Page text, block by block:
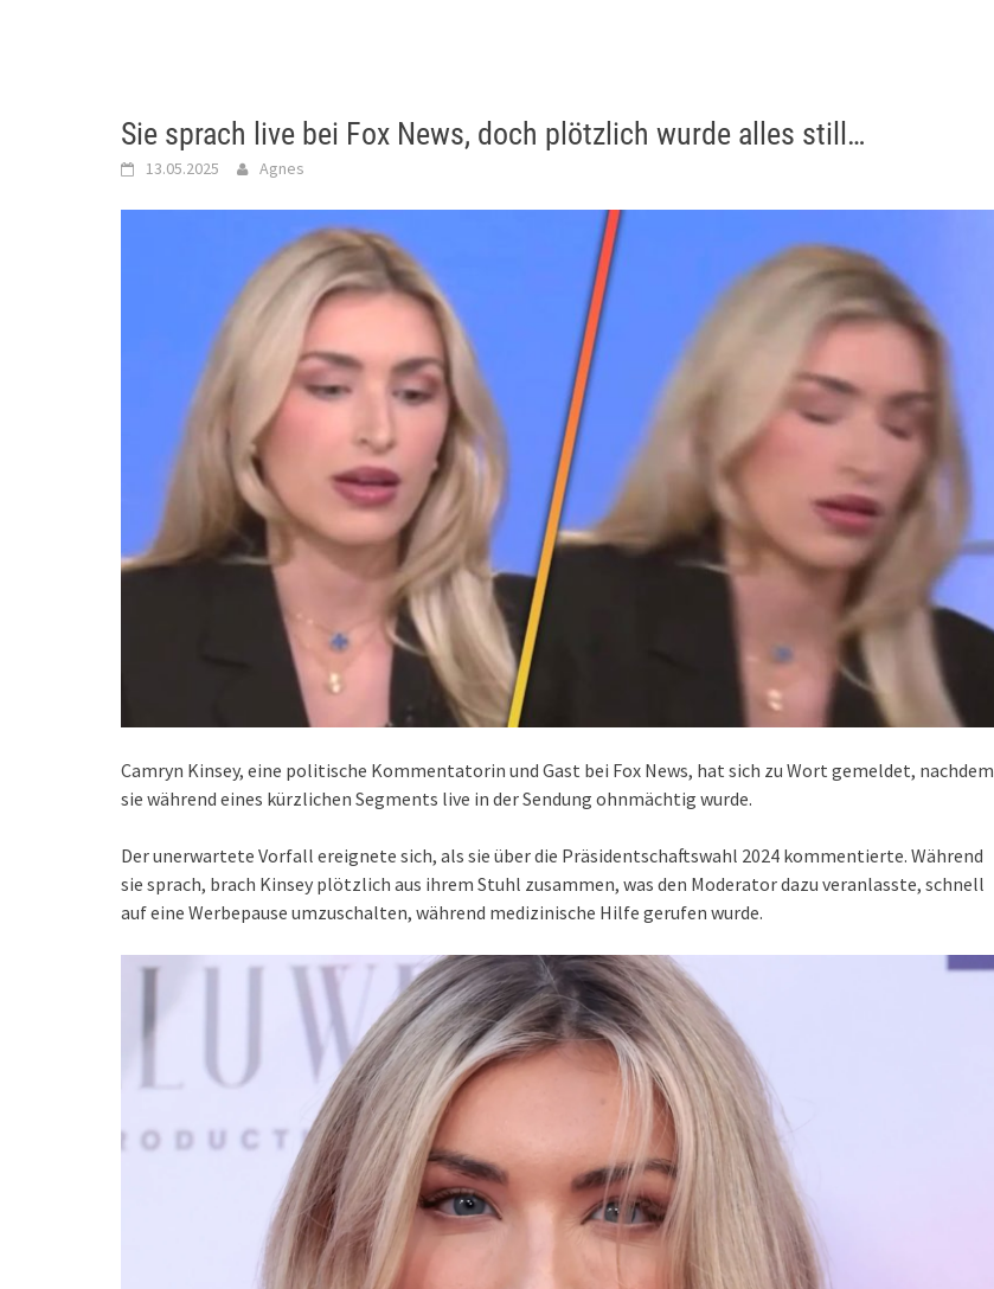
Sie sprach live bei Fox News, doch plötzlich wurde alles still…
13.05.2025 Agnes
Camryn Kinsey, eine politische Kommentatorin und Gast bei Fox News, hat sich zu Wort gemeldet, nachdem
sie während eines kürzlichen Segments live in der Sendung ohnmächtig wurde.
Der unerwartete Vorfall ereignete sich, als sie über die Präsidentschaftswahl 2024 kommentierte. Während
sie sprach, brach Kinsey plötzlich aus ihrem Stuhl zusammen, was den Moderator dazu veranlasste, schnell
auf eine Werbepause umzuschalten, während medizinische Hilfe gerufen wurde.